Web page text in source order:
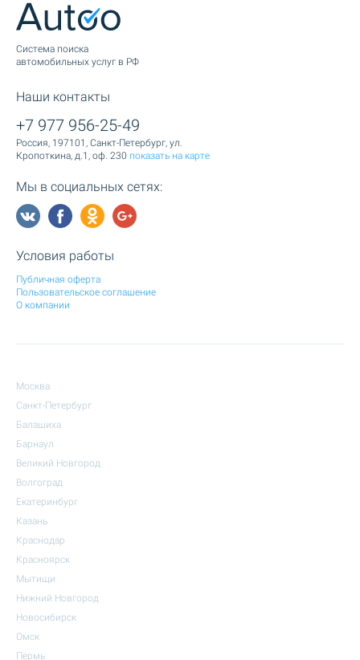
Cистема поиска
автомобильных услуг в РФ
Наши контакты
+7 977 956-25-49
Россия, 197101, Санкт-Петербург, ул.
Кропоткина, д.1, оф. 230 показать на карте
Мы в социальных сетях:
Условия работы
Публичная оферта
Пользовательское соглашение
О компании
Москва
Санкт-Петербург
Балашиха
Барнаул
Великий Новгород
Волгоград
Екатеринбург
Казань
Краснодар
Красноярск
Мытищи
Нижний Новгород
Новосибирск
Омск
Пермь